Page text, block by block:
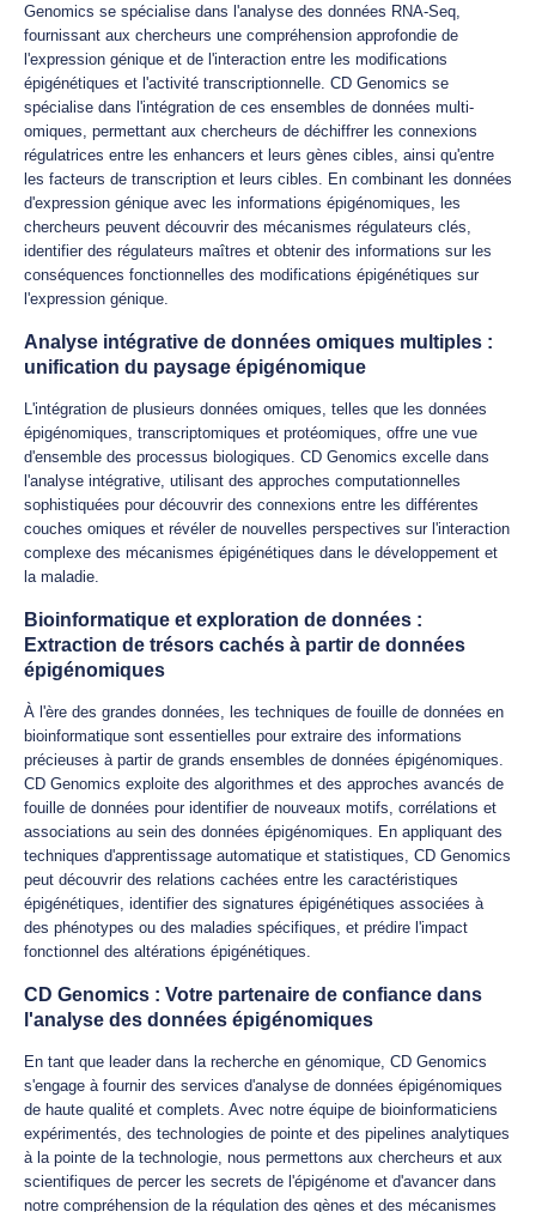
Genomics se spécialise dans l'analyse des données RNA-Seq,
fournissant aux chercheurs une compréhension approfondie de
l'expression génique et de l'interaction entre les modifications
épigénétiques et l'activité transcriptionnelle. CD Genomics se
spécialise dans l'intégration de ces ensembles de données multi-
omiques, permettant aux chercheurs de déchiffrer les connexions
régulatrices entre les enhancers et leurs gènes cibles, ainsi qu'entre
les facteurs de transcription et leurs cibles. En combinant les données
d'expression génique avec les informations épigénomiques, les
chercheurs peuvent découvrir des mécanismes régulateurs clés,
identifier des régulateurs maîtres et obtenir des informations sur les
conséquences fonctionnelles des modifications épigénétiques sur
l'expression génique.
Analyse intégrative de données omiques multiples :
unification du paysage épigénomique
L'intégration de plusieurs données omiques, telles que les données
épigénomiques, transcriptomiques et protéomiques, offre une vue
d'ensemble des processus biologiques. CD Genomics excelle dans
l'analyse intégrative, utilisant des approches computationnelles
sophistiquées pour découvrir des connexions entre les différentes
couches omiques et révéler de nouvelles perspectives sur l'interaction
complexe des mécanismes épigénétiques dans le développement et
la maladie.
Bioinformatique et exploration de données :
Extraction de trésors cachés à partir de données
épigénomiques
À l'ère des grandes données, les techniques de fouille de données en
bioinformatique sont essentielles pour extraire des informations
précieuses à partir de grands ensembles de données épigénomiques.
CD Genomics exploite des algorithmes et des approches avancés de
fouille de données pour identifier de nouveaux motifs, corrélations et
associations au sein des données épigénomiques. En appliquant des
techniques d'apprentissage automatique et statistiques, CD Genomics
peut découvrir des relations cachées entre les caractéristiques
épigénétiques, identifier des signatures épigénétiques associées à
des phénotypes ou des maladies spécifiques, et prédire l'impact
fonctionnel des altérations épigénétiques.
CD Genomics : Votre partenaire de confiance dans
l'analyse des données épigénomiques
En tant que leader dans la recherche en génomique, CD Genomics
s'engage à fournir des services d'analyse de données épigénomiques
de haute qualité et complets. Avec notre équipe de bioinformaticiens
expérimentés, des technologies de pointe et des pipelines analytiques
à la pointe de la technologie, nous permettons aux chercheurs et aux
scientifiques de percer les secrets de l'épigénome et d'avancer dans
notre compréhension de la régulation des gènes et des mécanismes